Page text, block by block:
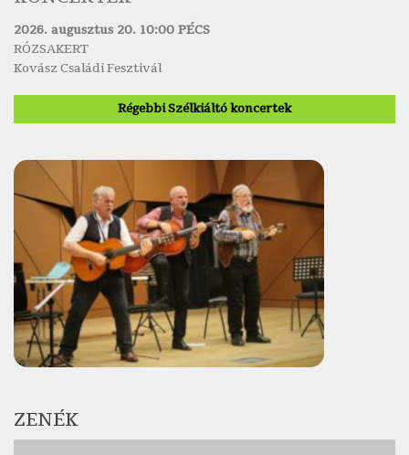
2026. augusztus 20. 10:00 PÉCS
RÓZSAKERT
Kovász Családi Fesztivál
Régebbi Szélkiáltó koncertek
ZENÉK